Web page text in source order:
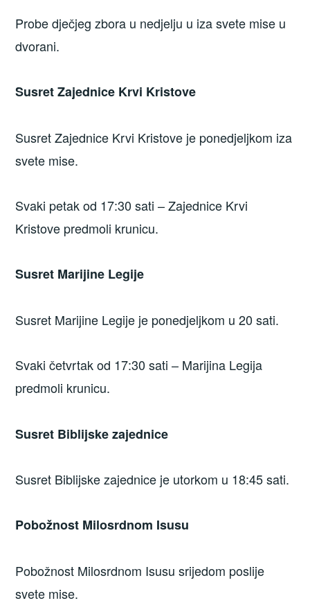
Probe dječjeg zbora u nedjelju u iza svete mise u
dvorani.
Susret Zajednice Krvi Kristove
Susret Zajednice Krvi Kristove je ponedjeljkom iza
svete mise.
Svaki petak od 17:30 sati – Zajednice Krvi
Kristove predmoli krunicu.
Susret Marijine Legije
Susret Marijine Legije je ponedjeljkom u 20 sati.
Svaki četvrtak od 17:30 sati – Marijina Legija
predmoli krunicu.
Susret Biblijske zajednice
Susret Biblijske zajednice je utorkom u 18:45 sati.
Pobožnost Milosrdnom Isusu
Pobožnost Milosrdnom Isusu srijedom poslije
svete mise.